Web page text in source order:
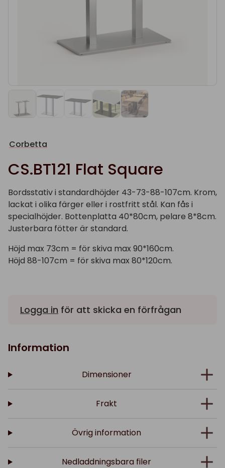
Corbetta
CS.BT121 Flat Square
Bordsstativ i standardhöjder 43-73-88-107cm. Krom,
lackat i olika färger eller i rostfritt stål. Kan fås i
specialhöjder. Bottenplatta 40*80cm, pelare 8*8cm.
Justerbara fötter är standard.
Höjd max 73cm = för skiva max 90*160cm.
Höjd 88-107cm = för skiva max 80*120cm.
Logga in för att skicka en förfrågan
Information
Dimensioner
Frakt
Övrig information
Nedladdningsbara filer